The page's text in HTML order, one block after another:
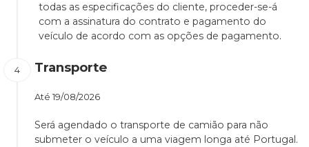
todas as especificações do cliente, proceder-se-á
com a assinatura do contrato e pagamento do
veículo de acordo com as opções de pagamento.
Transporte
Até 19/08/2026
Será agendado o transporte de camião para não
submeter o veículo a uma viagem longa até Portugal.